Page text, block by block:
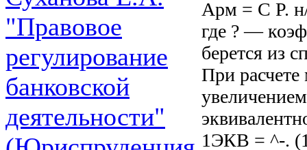
"Правовое
регулирование
банковской
деятельности"
Арм = С Р.
где ? —
берется из
При
1ЭКВ = ^-.